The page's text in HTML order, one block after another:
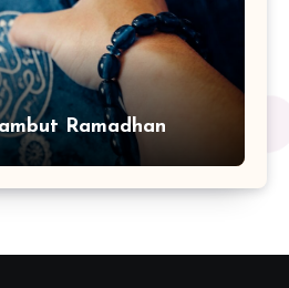
Ramadhan